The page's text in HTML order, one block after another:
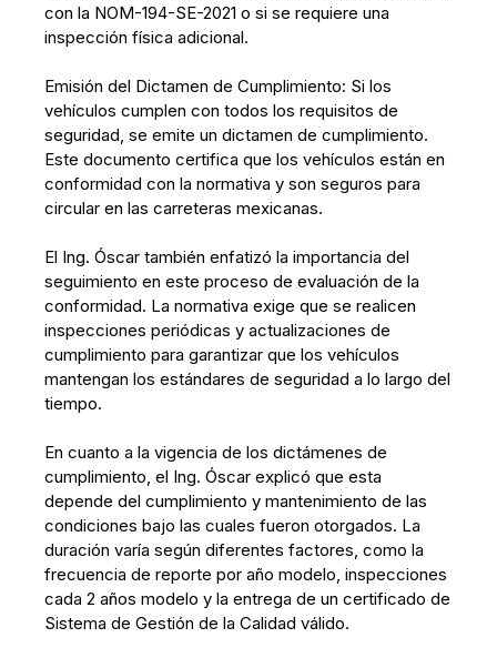
con la NOM-194-SE-2021 o si se requiere una
inspección física adicional.
Emisión del Dictamen de Cumplimiento: Si los
vehículos cumplen con todos los requisitos de
seguridad, se emite un dictamen de cumplimiento.
Este documento certifica que los vehículos están en
conformidad con la normativa y son seguros para
circular en las carreteras mexicanas.
El Ing. Óscar también enfatizó la importancia del
seguimiento en este proceso de evaluación de la
conformidad. La normativa exige que se realicen
inspecciones periódicas y actualizaciones de
cumplimiento para garantizar que los vehículos
mantengan los estándares de seguridad a lo largo del
tiempo.
En cuanto a la vigencia de los dictámenes de
cumplimiento, el Ing. Óscar explicó que esta
depende del cumplimiento y mantenimiento de las
condiciones bajo las cuales fueron otorgados. La
duración varía según diferentes factores, como la
frecuencia de reporte por año modelo, inspecciones
cada 2 años modelo y la entrega de un certificado de
Sistema de Gestión de la Calidad válido.